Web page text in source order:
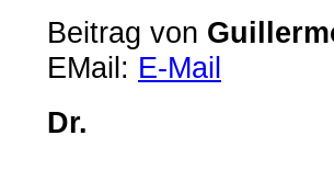
Beitrag von
EMail: E-Mail
Dr.